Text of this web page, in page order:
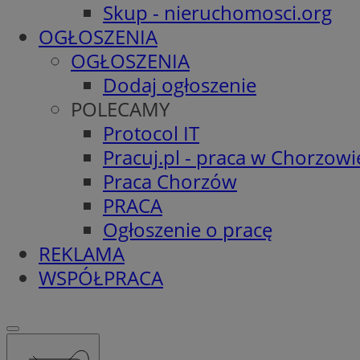
Skup - nieruchomosci.org
OGŁOSZENIA
OGŁOSZENIA
Dodaj ogłoszenie
POLECAMY
Protocol IT
Pracuj.pl - praca w
Praca Chorzów
PRACA
Ogłoszenie o pracę
REKLAMA
WSPÓŁPRACA